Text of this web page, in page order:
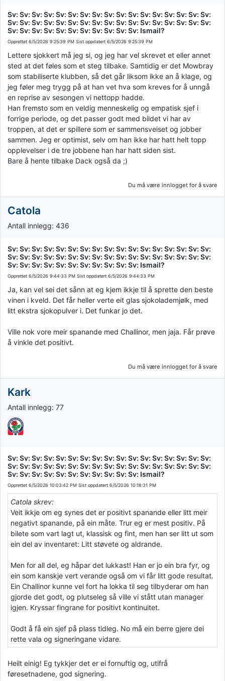
Sv: Sv: Sv: Sv: Sv: Sv: Sv: Sv: Sv: Sv: Sv: Sv: Sv: Sv: Sv: Sv: Sv:
Sv: Sv: Sv: Sv: Sv: Sv: Sv: Sv: Sv: Sv: Sv: Sv: Sv: Sv: Sv: Sv: Sv:
Sv: Sv: Sv: Sv: Sv: Sv: Sv: Sv: Sv: Sv: Sv: Ismail?
Opprettet 6/5/2026 9:25:39 PM Sist oppdatert 6/5/2026 9:25:39 PM
Lettere sjokkert må jeg si, og jeg har vel skrevet et eller annet
sted at det føles som et steg tilbake. Samtidig er det Mowbray
som stabiliserte klubben, så det går liksom ikke an å klage, og
jeg føler meg trygg på at han vet hva som kreves for å unngå
en reprise av sesongen vi nettopp hadde.
Han fremsto som en veldig menneskelig og empatisk sjef i
forrige periode, og det passer godt med bildet vi har av
troppen, at det er spillere som er sammensveiset og jobber
sammen. Jeg er optimist, selv om han ikke har hatt helt topp
opplevelser i de tre jobbene han har hatt siden sist.
Bare å hente tilbake Dack også da ;)
Du må være innlogget for å svare
Catola
Antall innlegg: 436
Sv: Sv: Sv: Sv: Sv: Sv: Sv: Sv: Sv: Sv: Sv: Sv: Sv: Sv: Sv: Sv: Sv:
Sv: Sv: Sv: Sv: Sv: Sv: Sv: Sv: Sv: Sv: Sv: Sv: Sv: Sv: Sv: Sv: Sv:
Sv: Sv: Sv: Sv: Sv: Sv: Sv: Sv: Sv: Sv: Sv: Ismail?
Opprettet 6/5/2026 9:44:33 PM Sist oppdatert 6/5/2026 9:44:33 PM
Ja, kan vel sei det sånn at eg kjem ikkje til å sprette den beste
vinen i kveld. Det får heller verte eit glas sjokolademjølk, med
litt ekstra sjokopulver i. Det funkar jo det.
Ville nok vore meir spanande med Challinor, men jaja. Får prøve
å vinkle det positivt.
Du må være innlogget for å svare
Kark
Antall innlegg: 77
Sv: Sv: Sv: Sv: Sv: Sv: Sv: Sv: Sv: Sv: Sv: Sv: Sv: Sv: Sv: Sv: Sv:
Sv: Sv: Sv: Sv: Sv: Sv: Sv: Sv: Sv: Sv: Sv: Sv: Sv: Sv: Sv: Sv: Sv:
Sv: Sv: Sv: Sv: Sv: Sv: Sv: Sv: Sv: Sv: Sv: Ismail?
Opprettet 6/5/2026 10:03:42 PM Sist oppdatert 6/5/2026 10:18:31 PM
Catola skrev:
Veit ikkje om eg synes det er positivt spanande eller litt meir
negativt spanande, på ein måte. Trur eg er mest positiv. På
bilete som vart lagt ut, klassisk og fint, men han ser litt ut som
ein del av inventaret: Litt støvete og aldrande.
Men for all del, eg håpar det lukkast! Han er jo ein bra fyr, og
ein som kanskje vert verande også om vi får litt gode resultat.
Ein Challinor kunne vel fort ha lokka til seg tilbyderar om han
gjorde det godt, og plutseleg så ville vi stått utan manager
igjen. Kryssar fingrane for positivt kontinuitet.
Godt å få ein sjef på plass tidleg. No må ein berre gjere dei
rette vala og signeringane vidare.
Heilt einig! Eg tykkjer det er ei fornuftig og, utifrå
føresetnadene, god signering.